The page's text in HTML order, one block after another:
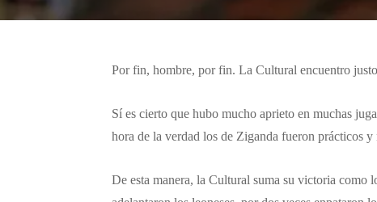
Por fin, hombre, por fin. La Cultural encuentro
Sí es cierto que hubo mucho aprieto en muchas
hora de la verdad los de Ziganda fueron prácticos
De esta manera, la Cultural suma su victoria como